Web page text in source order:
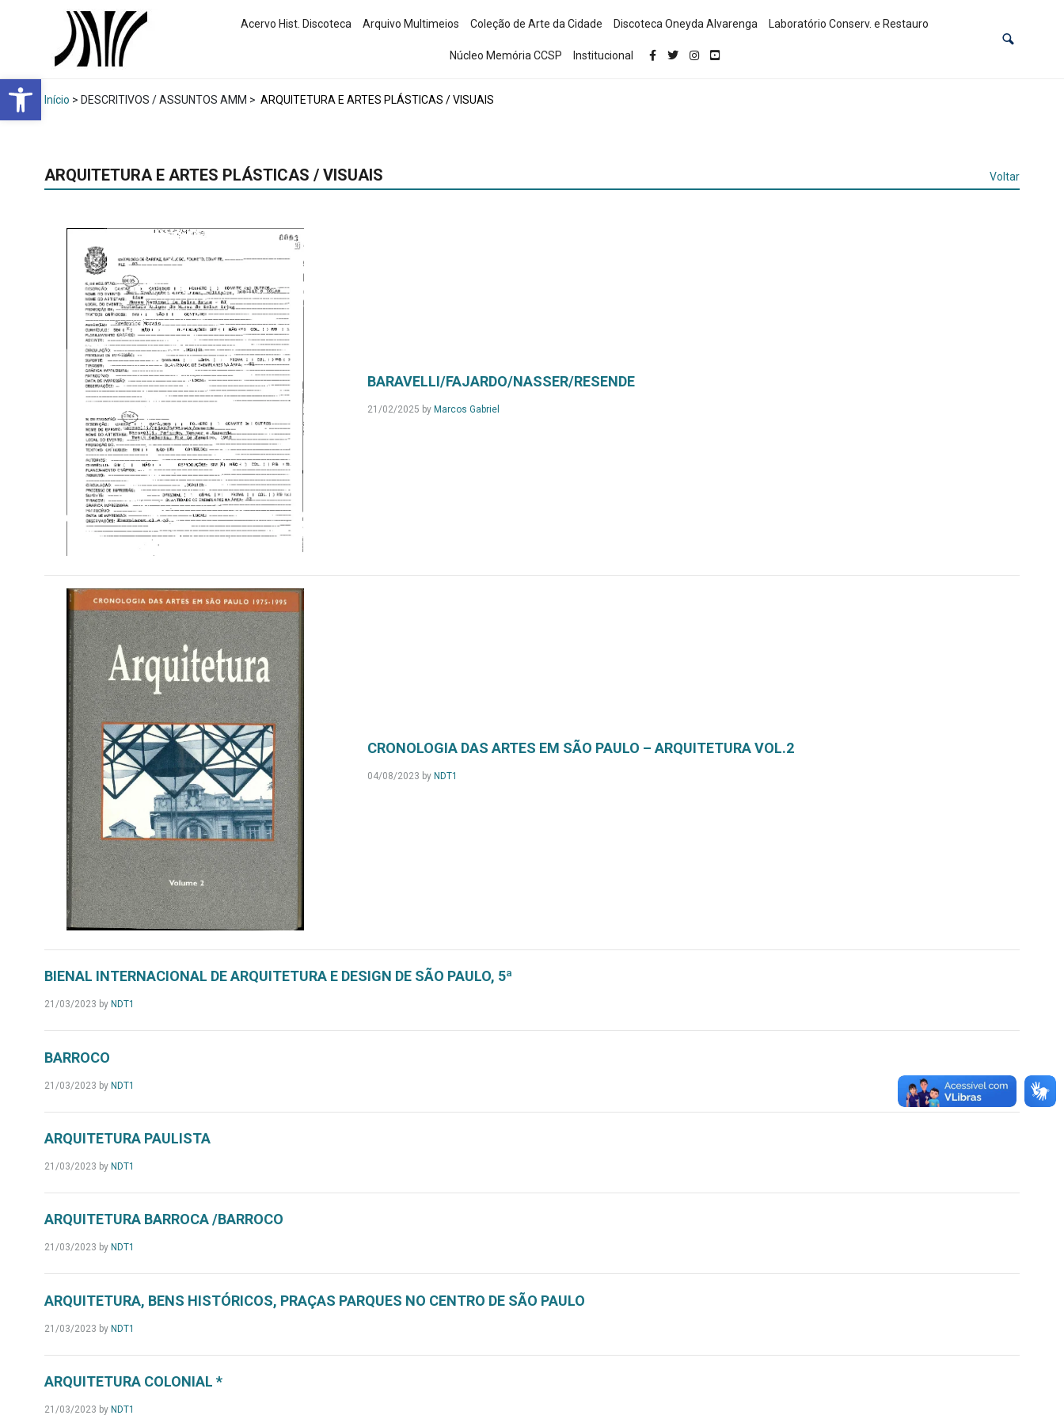
Abrir a barra de ferramentas
Acervo Hist. Discoteca Arquivo Multimeios Coleção de Arte da Cidade Discoteca Oneyda Alvarenga Laboratório Conserv. e Restauro
Núcleo Memória CCSP Institucional
Início > DESCRITIVOS / ASSUNTOS AMM > ARQUITETURA E ARTES PLÁSTICAS / VISUAIS
ARQUITETURA E ARTES PLÁSTICAS / VISUAIS Voltar
BARAVELLI/FAJARDO/NASSER/RESENDE
21/02/2025 by Marcos Gabriel
CRONOLOGIA DAS ARTES EM SÃO PAULO – ARQUITETURA VOL.2
04/08/2023 by NDT1
BIENAL INTERNACIONAL DE ARQUITETURA E DESIGN DE SÃO PAULO, 5ª
21/03/2023 by NDT1
BARROCO
21/03/2023 by NDT1
ARQUITETURA PAULISTA
21/03/2023 by NDT1
ARQUITETURA BARROCA /BARROCO
21/03/2023 by NDT1
ARQUITETURA, BENS HISTÓRICOS, PRAÇAS PARQUES NO CENTRO DE SÃO PAULO
21/03/2023 by NDT1
ARQUITETURA COLONIAL *
21/03/2023 by NDT1